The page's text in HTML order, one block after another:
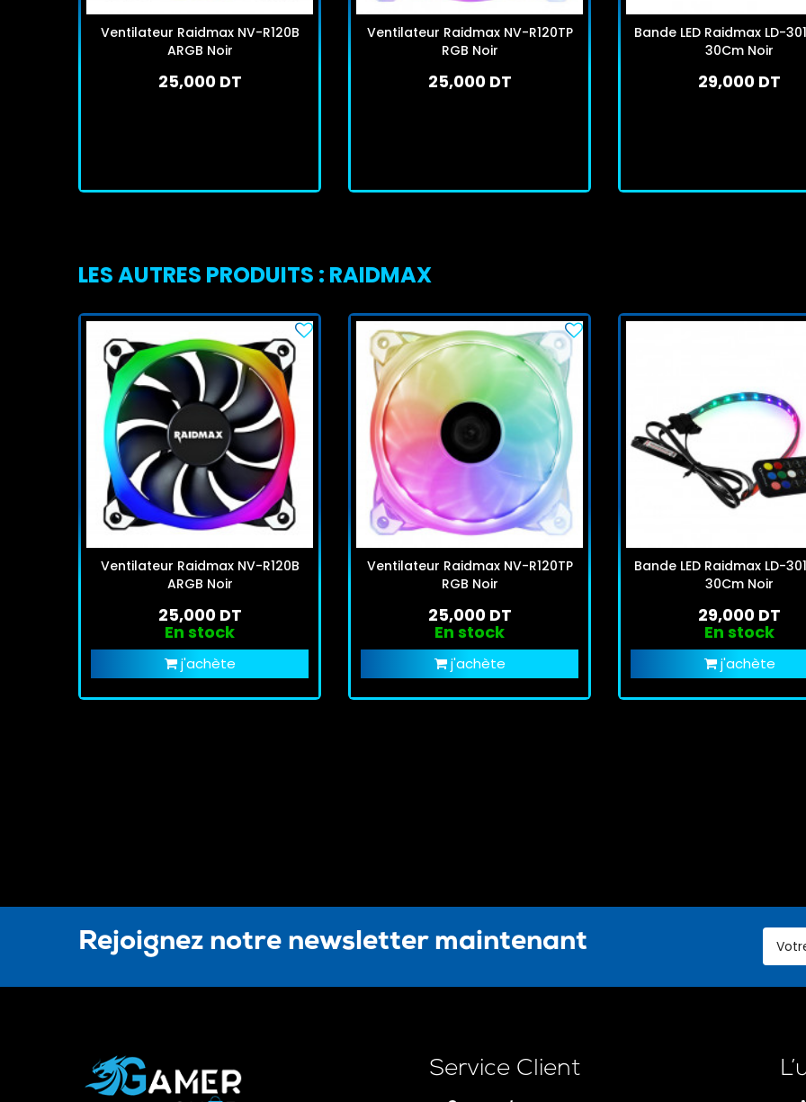
Ventilateur Raidmax NV-R120B
ARGB Noir
25,000 DT
Ventilateur Raidmax NV-R120TP
RGB Noir
25,000 DT
Bande LED Raidmax LD-
30Cm Noir
29,000 DT
LES AUTRES PRODUITS : RAIDMAX
Ventilateur Raidmax NV-R120B
ARGB Noir
25,000 DT
En stock
j'achète
Ventilateur Raidmax NV-R120TP
RGB Noir
25,000 DT
En stock
j'achète
Bande LED Raidmax LD-
30Cm Noir
29,000 DT
En stock
j'achète
Rejoignez notre newsletter maintenant
Service Client